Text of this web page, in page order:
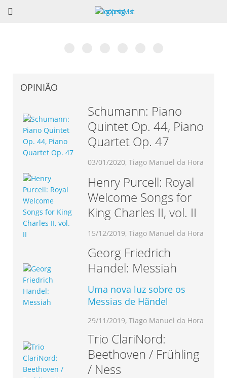
OPINIÃO
Schumann: Piano
Quintet Op. 44, Piano
Quartet Op. 47
03/01/2020, Tiago Manuel da Hora
Henry Purcell: Royal
Welcome Songs for
King Charles II, vol. II
15/12/2019, Tiago Manuel da Hora
Georg Friedrich
Handel: Messiah
Uma nova luz sobre os
Messias de Hãndel
29/11/2019, Tiago Manuel da Hora
Trio ClariNord:
Beethoven / Frühling
/ Ness